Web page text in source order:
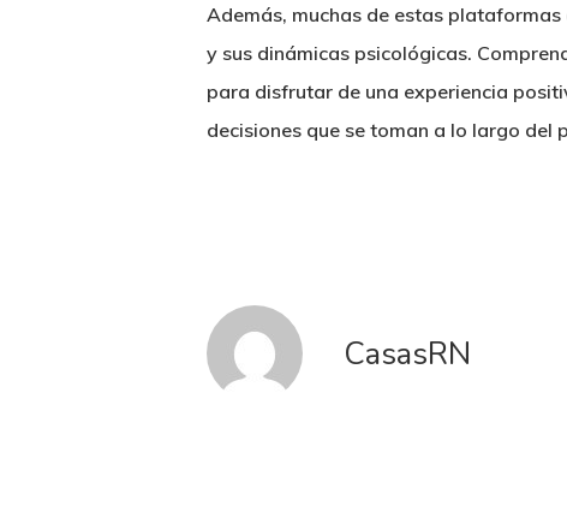
Además, muchas de estas
y sus dinámicas psicológicas.
para disfrutar de una experiencia
decisiones que se toman a lo largo del
CasasRN